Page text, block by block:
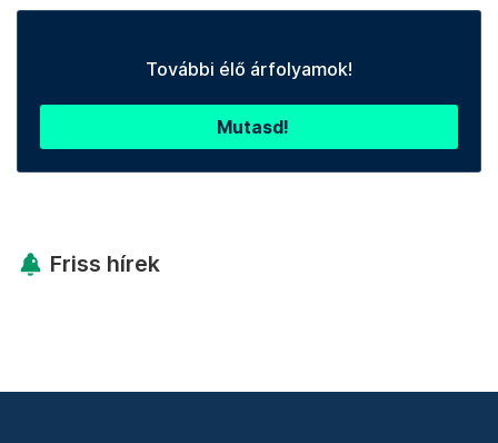
További élő árfolyamok!
Mutasd!
Friss hírek